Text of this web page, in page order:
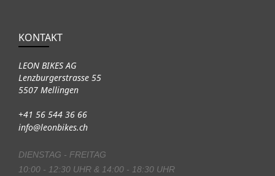
KONTAKT
LEON BIKES AG
Lenzburgerstrasse 55
5507 Mellingen
+41 56 544 36 66
info@leonbikes.ch
DIENSTAG - FREITAG
10:00 - 12:30 UHR & 14:00 - 18:30 UHR